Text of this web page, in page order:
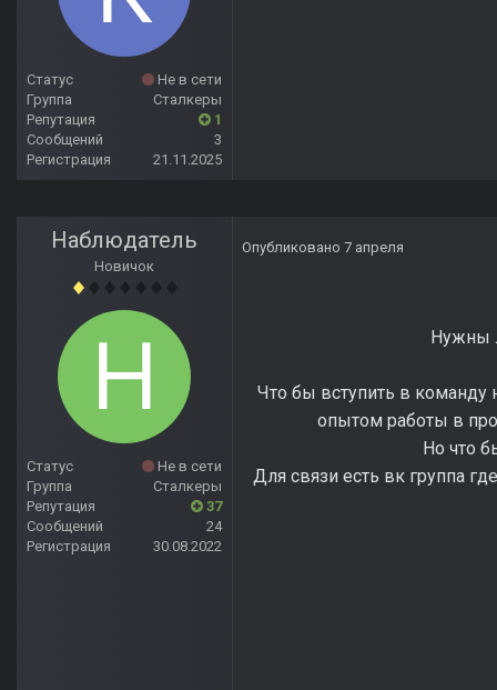
Статус
Не в сети
Группа
Сталкеры
Репутация
1
Сообщений
3
Регистрация
21.11.2025
Наблюдатель
Новичок
Статус
Не в сети
Группа
Сталкеры
Репутация
37
Сообщений
24
Регистрация
30.08.2022
Опубликовано 7 апреля
Нужны
Что бы вступить в
опытом работы в
Но что
Для связи есть вк группа